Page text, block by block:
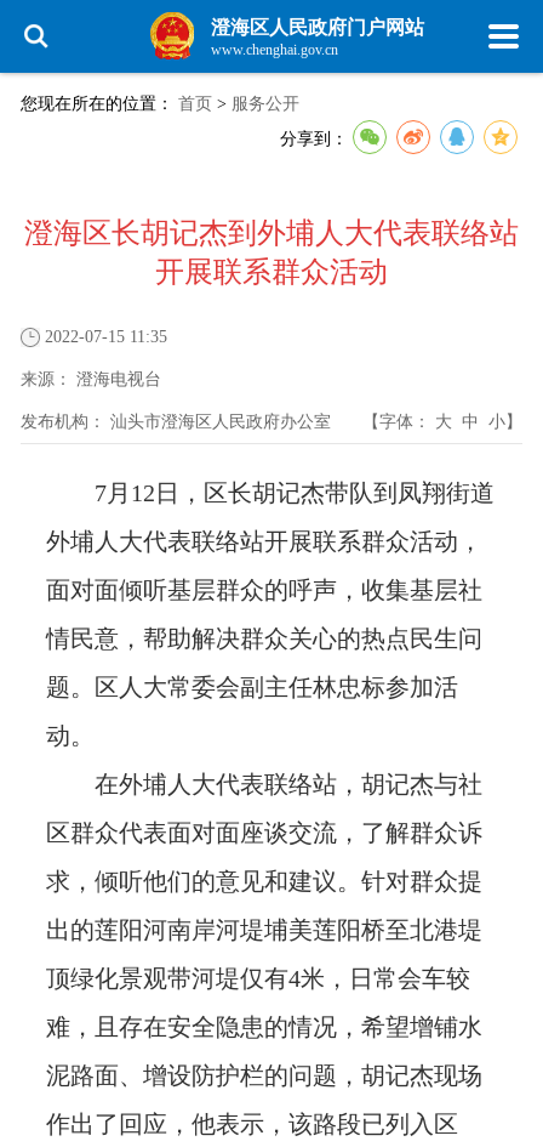
澄海区人民政府门户网站
www.chenghai.gov.cn
您现在所在的位置： 首页 > 服务公开
分享到：
澄海区长胡记杰到外埔人大代表联络站
开展联系群众活动
2022-07-15 11:35
来源： 澄海电视台
发布机构： 汕头市澄海区人民政府办公室 【字体： 大 中 小】
7月12日，区长胡记杰带队到凤翔街道
外埔人大代表联络站开展联系群众活动，
面对面倾听基层群众的呼声，收集基层社
情民意，帮助解决群众关心的热点民生问
题。区人大常委会副主任林忠标参加活
动。
在外埔人大代表联络站，胡记杰与社
区群众代表面对面座谈交流，了解群众诉
求，倾听他们的意见和建议。针对群众提
出的莲阳河南岸河堤埔美莲阳桥至北港堤
顶绿化景观带河堤仅有4米，日常会车较
难，且存在安全隐患的情况，希望增铺水
泥路面、增设防护栏的问题，胡记杰现场
作出了回应，他表示，该路段已列入区